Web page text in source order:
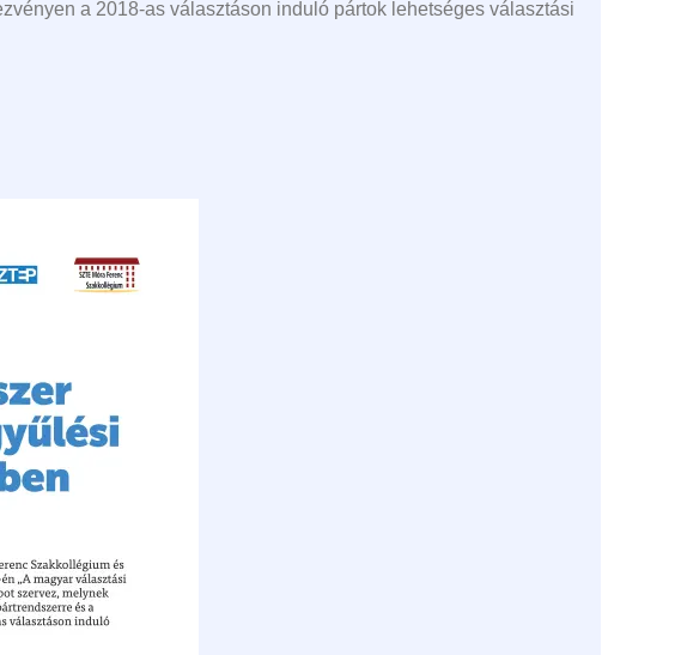
a 2018-as választáson induló pártok lehetséges választási